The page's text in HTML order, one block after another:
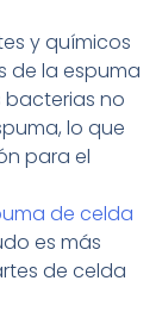
y químicos
de la espuma
bacterias no
lo que
para el
de celda
es más
de celda